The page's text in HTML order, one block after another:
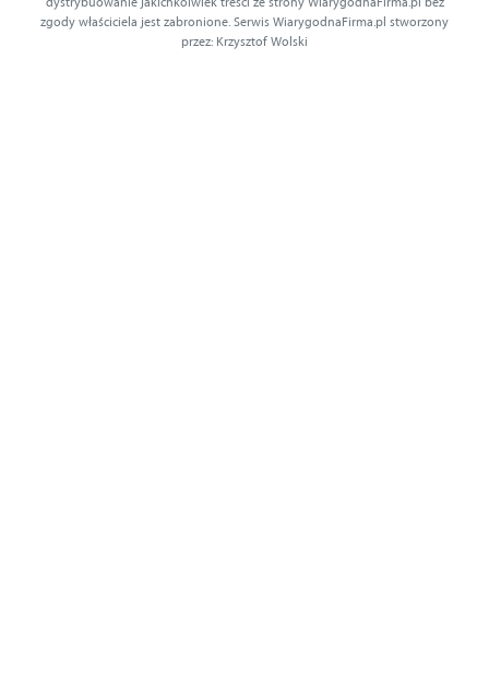
zgody właściciela jest zabronione. Serwis WiarygodnaFirma.pl stworzony
przez: Krzysztof Wolski